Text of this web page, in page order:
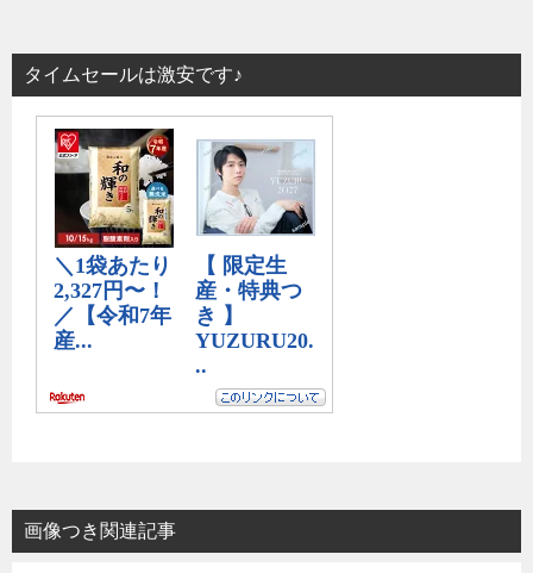
タイムセールは激安です♪
画像つき関連記事